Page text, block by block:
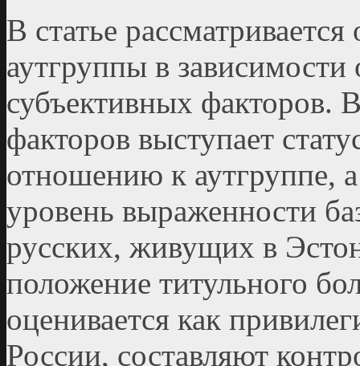
В статье
аутгруппы в
субъективных факторов.
факторов выступает
отношению к аутгруппе,
уровень выраженности
русских, живущих в
положение титульного
оценивается как
России, составляют